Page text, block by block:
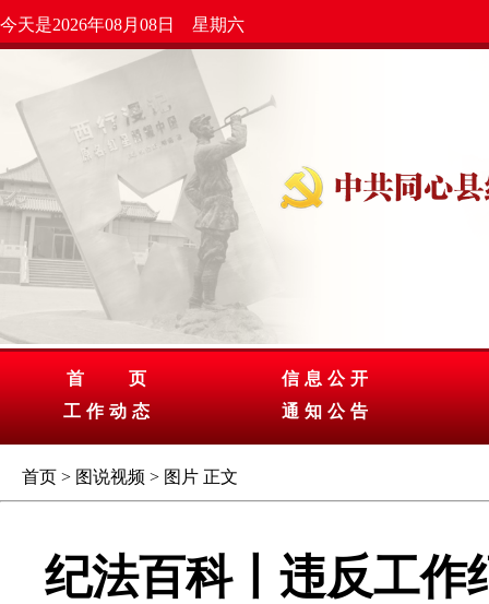
今天是2026年08月08日 星期六
首 页
工作动态
信息公开
通知公告
首页 > 图说视频 > 图片 正文
纪法百科丨违反工作